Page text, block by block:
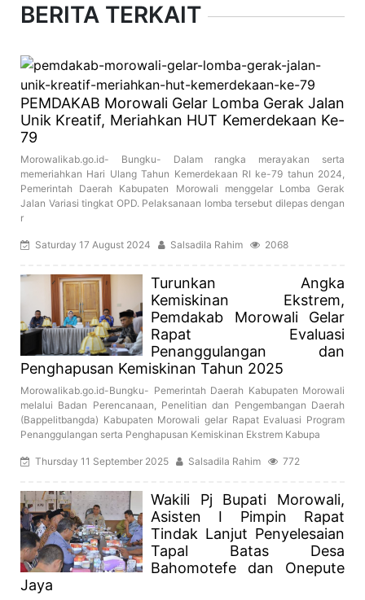
BERITA TERKAIT
PEMDAKAB Morowali Gelar Lomba Gerak Jalan
Unik Kreatif, Meriahkan HUT Kemerdekaan Ke-
79
Morowalikab.go.id- Bungku- Dalam rangka merayakan serta
memeriahkan Hari Ulang Tahun Kemerdekaan RI ke-79 tahun 2024,
Pemerintah Daerah Kabupaten Morowali menggelar Lomba Gerak
Jalan Variasi tingkat OPD. Pelaksanaan lomba tersebut dilepas dengan
r
Saturday 17 August 2024 Salsadila Rahim 2068
Turunkan Angka
Kemiskinan Ekstrem,
Pemdakab Morowali Gelar
Rapat Evaluasi
Penanggulangan dan
Penghapusan Kemiskinan Tahun 2025
Morowalikab.go.id-Bungku- Pemerintah Daerah Kabupaten Morowali
melalui Badan Perencanaan, Penelitian dan Pengembangan Daerah
(Bappelitbangda) Kabupaten Morowali gelar Rapat Evaluasi Program
Penanggulangan serta Penghapusan Kemiskinan Ekstrem Kabupa
Thursday 11 September 2025 Salsadila Rahim 772
Wakili Pj Bupati Morowali,
Asisten I Pimpin Rapat
Tindak Lanjut Penyelesaian
Tapal Batas Desa
Bahomotefe dan Onepute
Jaya